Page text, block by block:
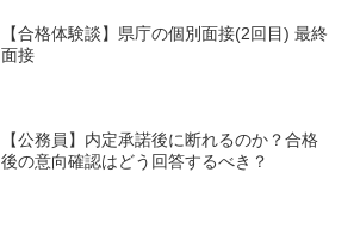
【合格体験談】県庁の個別面接(2回目) 最終
面接
【公務員】内定承諾後に断れるのか？合格
後の意向確認はどう回答するべき？